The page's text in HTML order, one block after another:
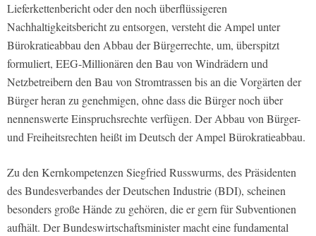
Lieferkettenbericht oder den noch überflüssigeren
Nachhaltigkeitsbericht zu entsorgen, versteht die Ampel unter
Bürokratieabbau den Abbau der Bürgerrechte, um, überspitzt
formuliert, EEG-Millionären den Bau von Windrädern und
Netzbetreibern den Bau von Stromtrassen bis an die Vorgärten der
Bürger heran zu genehmigen, ohne dass die Bürger noch über
nennenswerte Einspruchsrechte verfügen. Der Abbau von Bürger-
und Freiheitsrechten heißt im Deutsch der Ampel Bürokratieabbau.
Zu den Kernkompetenzen Siegfried Russwurms, des Präsidenten
des Bundesverbandes der Deutschen Industrie (BDI), scheinen
besonders große Hände zu gehören, die er gern für Subventionen
aufhält. Der Bundeswirtschaftsminister macht eine fundamental